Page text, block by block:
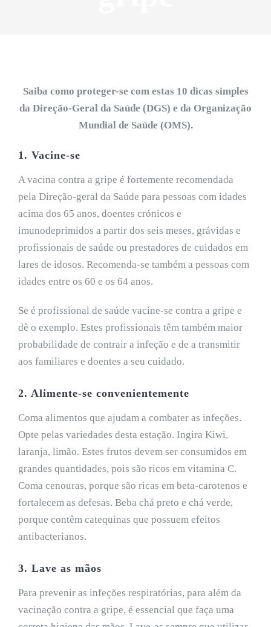
Saiba como proteger-se com estas 10 dicas simples
da Direção-Geral da Saúde (DGS) e da Organização
Mundial de Saúde (OMS).
1. Vacine-se
A vacina contra a gripe é fortemente recomendada
pela Direção-geral da Saúde para pessoas com idades
acima dos 65 anos, doentes crónicos e
imunodeprimidos a partir dos seis meses, grávidas e
profissionais de saúde ou prestadores de cuidados em
lares de idosos. Recomenda-se também a pessoas com
idades entre os 60 e os 64 anos.
Se é profissional de saúde vacine-se contra a gripe e
dê o exemplo. Estes profissionais têm também maior
probabilidade de contrair a infeção e de a transmitir
aos familiares e doentes a seu cuidado.
2. Alimente-se convenientemente
Coma alimentos que ajudam a combater as infeções.
Opte pelas variedades desta estação. Ingira Kiwi,
laranja, limão. Estes frutos devem ser consumidos em
grandes quantidades, pois são ricos em vitamina C.
Coma cenouras, porque são ricas em beta-carotenos e
fortalecem as defesas. Beba chá preto e chá verde,
porque contêm catequinas que possuem efeitos
antibacterianos.
3. Lave as mãos
Para prevenir as infeções respiratórias, para além da
vacinação contra a gripe, é essencial que faça uma